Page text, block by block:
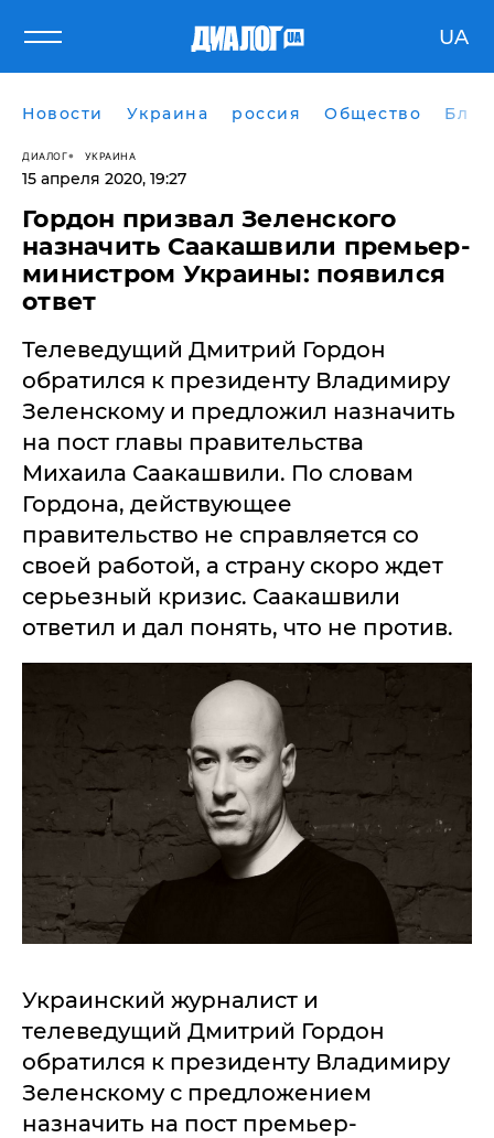
UA
Новости Украина россия Общество
ДИАЛОГ УКРАИНА
15 апреля 2020, 19:27
Гордон призвал Зеленского
назначить Саакашвили премьер-
министром Украины: появился
ответ
​Телеведущий Дмитрий Гордон
обратился к президенту Владимиру
Зеленскому и предложил назначить
на пост главы правительства
Михаила Саакашвили. По словам
Гордона, действующее
правительство не справляется со
своей работой, а страну скоро ждет
серьезный кризис. Саакашвили
ответил и дал понять, что не против.
Украинский журналист и
телеведущий Дмитрий Гордон
обратился к президенту Владимиру
Зеленскому с предложением
назначить на пост премьер-